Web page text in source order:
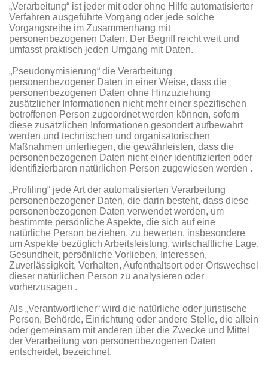
„Verarbeitung“ ist jeder mit oder ohne Hilfe automatisierter
Verfahren ausgeführte Vorgang oder jede solche
Vorgangsreihe im Zusammenhang mit
personenbezogenen Daten. Der Begriff reicht weit und
umfasst praktisch jeden Umgang mit Daten.
„Pseudonymisierung“ die Verarbeitung
personenbezogener Daten in einer Weise, dass die
personenbezogenen Daten ohne Hinzuziehung
zusätzlicher Informationen nicht mehr einer spezifischen
betroffenen Person zugeordnet werden können, sofern
diese zusätzlichen Informationen gesondert aufbewahrt
werden und technischen und organisatorischen
Maßnahmen unterliegen, die gewährleisten, dass die
personenbezogenen Daten nicht einer identifizierten oder
identifizierbaren natürlichen Person zugewiesen werden .
„Profiling“ jede Art der automatisierten Verarbeitung
personenbezogener Daten, die darin besteht, dass diese
personenbezogenen Daten verwendet werden, um
bestimmte persönliche Aspekte, die sich auf eine
natürliche Person beziehen, zu bewerten, insbesondere
um Aspekte bezüglich Arbeitsleistung, wirtschaftliche Lage,
Gesundheit, persönliche Vorlieben, Interessen,
Zuverlässigkeit, Verhalten, Aufenthaltsort oder Ortswechsel
dieser natürlichen Person zu analysieren oder
vorherzusagen .
Als „Verantwortlicher“ wird die natürliche oder juristische
Person, Behörde, Einrichtung oder andere Stelle, die allein
oder gemeinsam mit anderen über die Zwecke und Mittel
der Verarbeitung von personenbezogenen Daten
entscheidet, bezeichnet.